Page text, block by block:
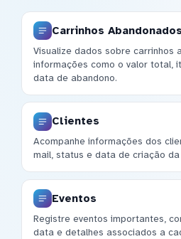
Carrinhos Abandonados
Visualize dados sobre carrinhos
informações como o valor total,
data de abandono.
Clientes
Acompanhe informações dos
mail, status e data de criação da
Eventos
Registre eventos importantes,
data e detalhes associados a